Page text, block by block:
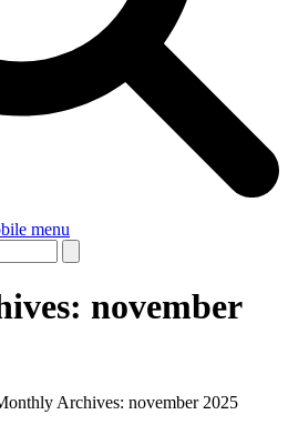
menu
november
Archives: november 2025